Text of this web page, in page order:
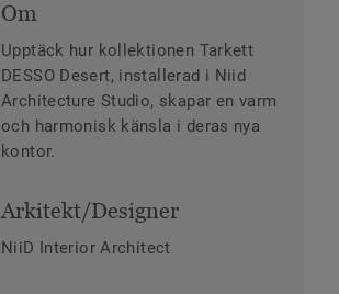
Om
Upptäck hur kollektionen Tarkett
DESSO Desert, installerad i Niid
Architecture Studio, skapar en varm
och harmonisk känsla i deras nya
kontor.
Arkitekt/Designer
NiiD Interior Architect